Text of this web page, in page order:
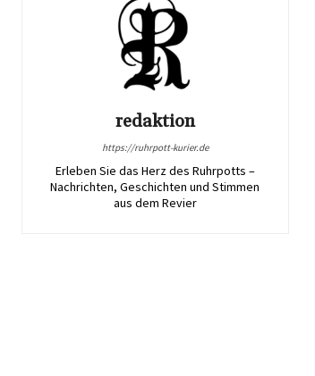
redaktion
https://ruhrpott-kurier.de
Erleben Sie das Herz des Ruhrpotts –
Nachrichten, Geschichten und Stimmen
aus dem Revier